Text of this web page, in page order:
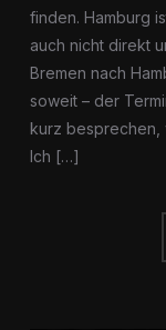
finden. Hamburg
auch nicht direkt
Bremen nach
soweit – der
kurz besprechen,
Ich […]